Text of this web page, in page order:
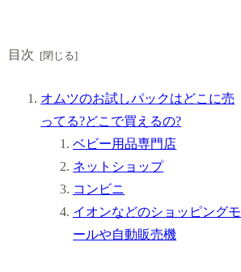
目次
オムツのお試しパックはどこに売
ってる?どこで買えるの?
ベビー用品専門店
ネットショップ
コンビニ
イオンなどのショッピングモ
ールや自動販売機